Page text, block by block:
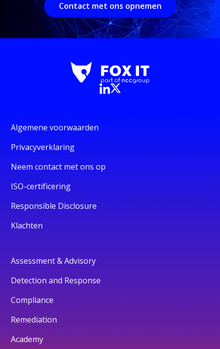
Contact met ons opnemen
Algemene voorwaarden
Privacyverklaring
Neem contact met ons op
ISO-certificering
Responsible Disclosure
Klachten
Assessment & Advisory
Detection and Response
Compliance
Remediation
Academy